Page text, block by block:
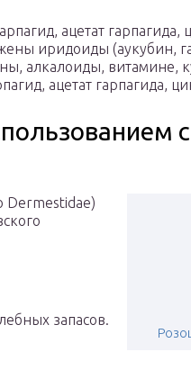
ацетат гарпагида,
иридоиды (аукубин,
алкалоиды, витамине,
ацетат гарпагида,
Dermestidae)
запасов.